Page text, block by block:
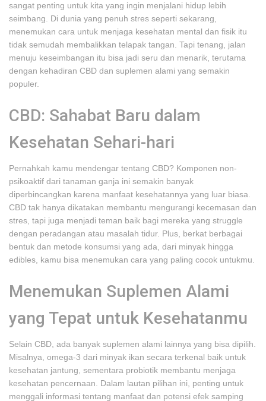
sangat penting untuk kita yang ingin menjalani hidup lebih
seimbang. Di dunia yang penuh stres seperti sekarang,
menemukan cara untuk menjaga kesehatan mental dan fisik itu
tidak semudah membalikkan telapak tangan. Tapi tenang, jalan
menuju keseimbangan itu bisa jadi seru dan menarik, terutama
dengan kehadiran CBD dan suplemen alami yang semakin
populer.
CBD: Sahabat Baru dalam
Kesehatan Sehari-hari
Pernahkah kamu mendengar tentang CBD? Komponen non-
psikoaktif dari tanaman ganja ini semakin banyak
diperbincangkan karena manfaat kesehatannya yang luar biasa.
CBD tak hanya dikatakan membantu mengurangi kecemasan dan
stres, tapi juga menjadi teman baik bagi mereka yang struggle
dengan peradangan atau masalah tidur. Plus, berkat berbagai
bentuk dan metode konsumsi yang ada, dari minyak hingga
edibles, kamu bisa menemukan cara yang paling cocok untukmu.
Menemukan Suplemen Alami
yang Tepat untuk Kesehatanmu
Selain CBD, ada banyak suplemen alami lainnya yang bisa dipilih.
Misalnya, omega-3 dari minyak ikan secara terkenal baik untuk
kesehatan jantung, sementara probiotik membantu menjaga
kesehatan pencernaan. Dalam lautan pilihan ini, penting untuk
menggali informasi tentang manfaat dan potensi efek samping